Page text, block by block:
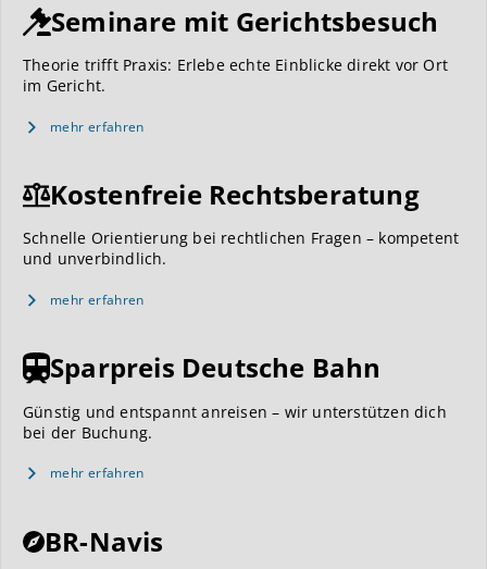
Seminare mit Gerichtsbesuch
Theorie trifft Praxis: Erlebe echte Einblicke direkt vor Ort
im Gericht.
mehr erfahren
Kostenfreie Rechtsberatung
Schnelle Orientierung bei rechtlichen Fragen – kompetent
und unverbindlich.
mehr erfahren
Sparpreis Deutsche Bahn
Günstig und entspannt anreisen – wir unterstützen dich
bei der Buchung.
mehr erfahren
BR-Navis